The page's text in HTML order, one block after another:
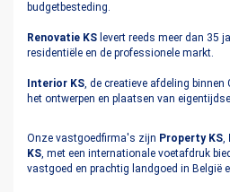
budgetbesteding.
Renovatie KS levert reeds meer dan 35
residentiële en de professionele markt.
Interior KS, de creatieve afdeling binnen
het ontwerpen en plaatsen van
Onze vastgoedfirma's zijn Property KS,
KS, met een internationale voetafdruk
vastgoed en prachtig landgoed in België